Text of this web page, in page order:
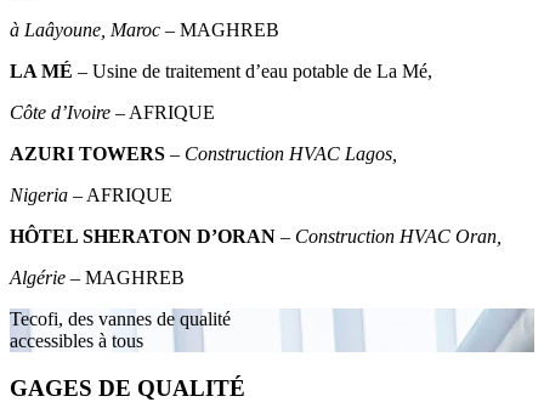
à Laâyoune, Maroc – MAGHREB
LA MÉ – Usine de traitement d’eau potable de La Mé,
Côte d’Ivoire – AFRIQUE
AZURI TOWERS – Construction HVAC Lagos,
Nigeria – AFRIQUE
HÔTEL SHERATON D’ORAN – Construction HVAC Oran,
Algérie – MAGHREB
Tecofi, des vannes de qualité
accessibles à tous
GAGES DE QUALITÉ